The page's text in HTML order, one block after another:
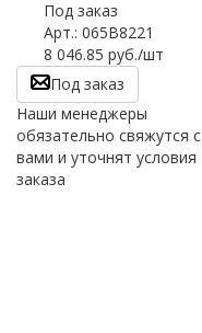
Под заказ
Арт.: 065B8221
8 046.85 руб./шт
Под заказ
Наши менеджеры
обязательно свяжутся с
вами и уточнят условия
заказа